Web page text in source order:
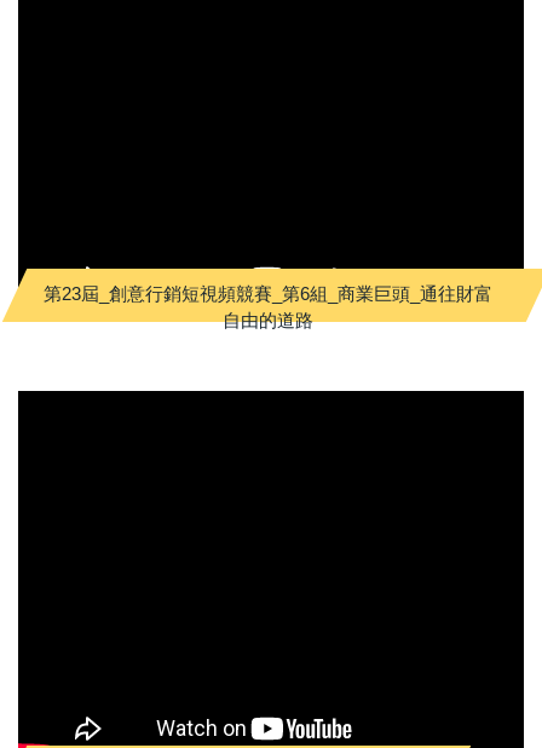
第23屆_創意行銷短視頻競賽_第6組_商業巨頭_通往財富
自由的道路